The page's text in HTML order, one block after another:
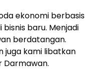
ekonomi berbasis
baru. Menjadi
berdatangan.
juga kami libatkan
Darmawan.